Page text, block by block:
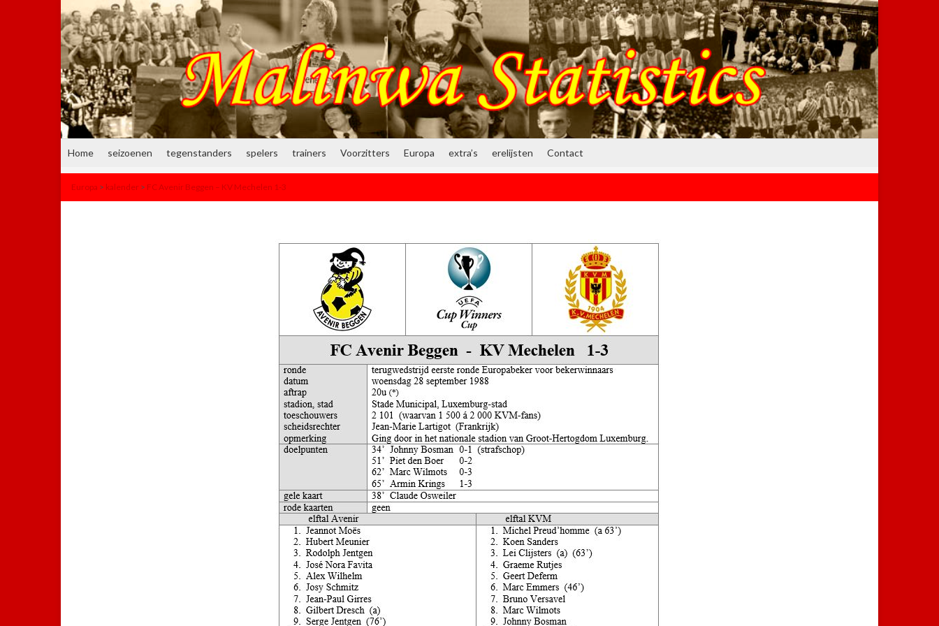
Home seizoenen tegenstanders spelers trainers Voorzitters Europa extra’s erelijsten Contact
Europa > kalender > FC Avenir Beggen – KV Mechelen 1-3